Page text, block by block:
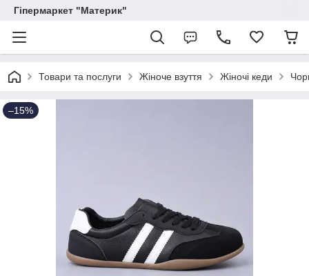
Гіпермаркет "Материк"
Товари та послуги Жіноче взуття Жіночі кеди
–15%